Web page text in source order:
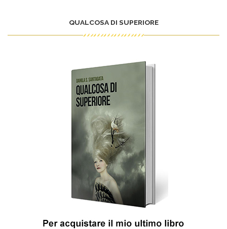
QUALCOSA DI SUPERIORE